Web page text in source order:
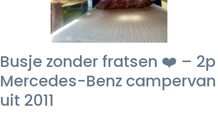
Busje zonder fratsen ❤️ – 2p
Mercedes-Benz campervan
uit 2011